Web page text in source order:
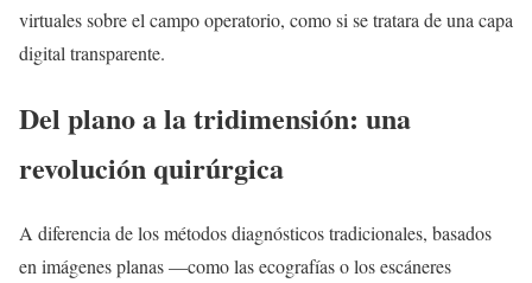
virtuales sobre el campo operatorio, como si se tratara de una capa
digital transparente.
Del plano a la tridimensión: una
revolución quirúrgica
A diferencia de los métodos diagnósticos tradicionales, basados
en imágenes planas —como las ecografías o los escáneres